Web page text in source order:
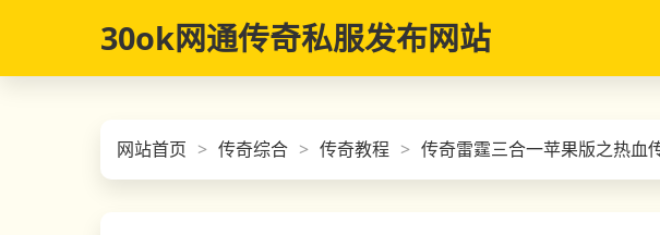
30ok网通传奇私服发布网站
网站首页 传奇综合 传奇教程 传奇雷霆三合一苹果版之热血